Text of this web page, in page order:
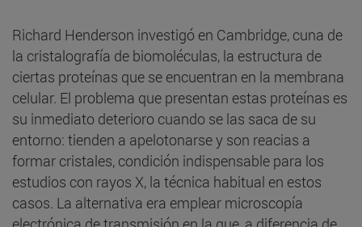
Richard Henderson investigó en Cambridge, cuna de
la cristalografía de biomoléculas, la estructura de
ciertas proteínas que se encuentran en la membrana
celular. El problema que presentan estas proteínas es
su inmediato deterioro cuando se las saca de su
entorno: tienden a apelotonarse y son reacias a
formar cristales, condición indispensable para los
estudios con rayos X, la técnica habitual en estos
casos. La alternativa era emplear microscopía